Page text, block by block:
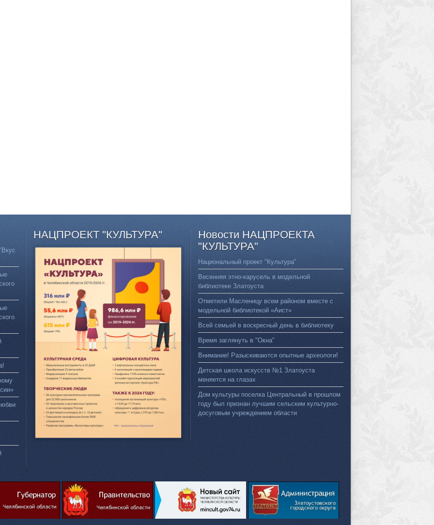
НАЦПРОЕКТ "КУЛЬТУРА" Новости НАЦПРОЕКТА
"КУЛЬТУРА"
Национальный проект "Культура"
Весенняя этно-карусель в модельной
библиотеке Златоуста
Отметили Масленицу всем районом вместе с
модельной библиотекой «Аист»
Всей семьей в воскресный день в библиотеку
Время заглянуть в "Окна"
Внимание! Разыскиваются опытные археологи!
Детская школа искусств №1 Златоуста
меняется на глазах
Дом культуры поселка Центральный в прошлом
году был признан лучшим сельским культурно-
досуговым учреждением области